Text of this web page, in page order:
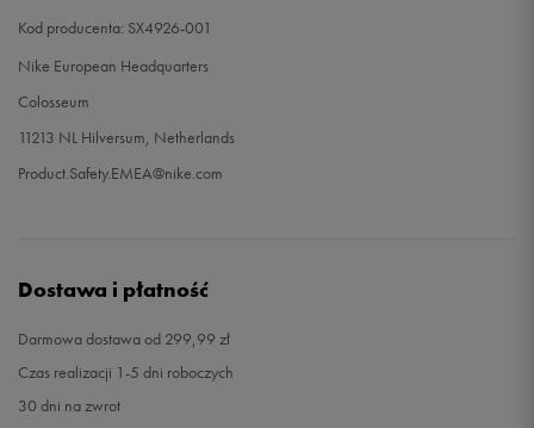
Kod producenta: SX4926-001
Nike European Headquarters
Colosseum
11213 NL Hilversum, Netherlands
Product.Safety.EMEA@nike.com
Dostawa i płatność
Darmowa dostawa od 299,99 zł
Czas realizacji 1-5 dni roboczych
30 dni na zwrot